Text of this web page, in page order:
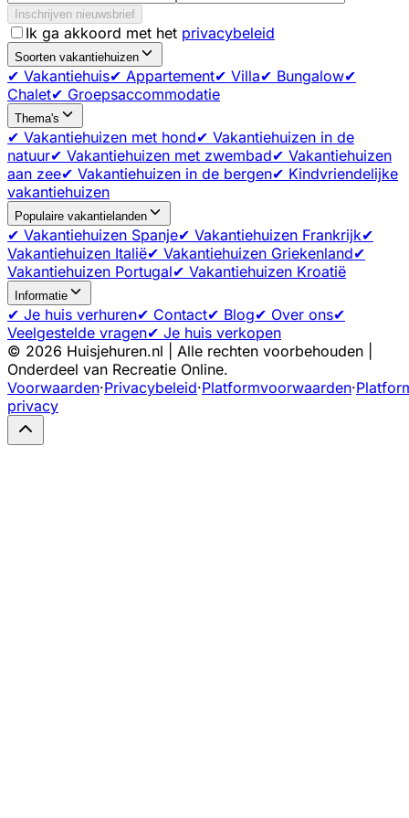
Inschrijven nieuwsbrief
Ik ga akkoord met het privacybeleid
Soorten vakantiehuizen
✔ Vakantiehuis✔ Appartement✔ Villa✔ Bungalow✔
Chalet✔ Groepsaccommodatie
Thema's
✔ Vakantiehuizen met hond✔ Vakantiehuizen in de
natuur✔ Vakantiehuizen met zwembad✔ Vakantiehuizen
aan zee✔ Vakantiehuizen in de bergen✔ Kindvriendelijke
vakantiehuizen
Populaire vakantielanden
✔ Vakantiehuizen Spanje✔ Vakantiehuizen Frankrijk✔
Vakantiehuizen Italië✔ Vakantiehuizen Griekenland✔
Vakantiehuizen Portugal✔ Vakantiehuizen Kroatië
Informatie
✔ Je huis verhuren✔ Contact✔ Blog✔ Over ons✔
Veelgestelde vragen✔ Je huis verkopen
© 2026 Huisjehuren.nl | Alle rechten voorbehouden |
Onderdeel van Recreatie Online.
Voorwaarden·Privacybeleid·Platformvoorwaarden·
privacy